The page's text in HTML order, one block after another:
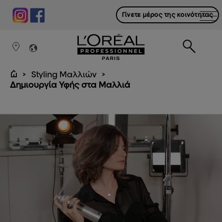
Γίνετε μέρος της κοινότητας
Styling Μαλλιών
Δημιουργία Υφής στα Μαλλιά